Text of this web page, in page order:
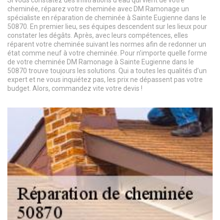
cheminée, réparez votre cheminée avec DM Ramonage un
spécialiste en réparation de cheminée à Sainte Eugienne dans le
50870. En premier lieu, ses équipes descendent sur les lieux pour
constater les dégâts. Après, avec leurs compétences, elles
réparent votre cheminée suivant les normes afin de redonner un
état comme neuf à votre cheminée. Pour n’importe quelle forme
de votre cheminée DM Ramonage à Sainte Eugienne dans le
50870 trouve toujours les solutions. Qui a toutes les qualités d’un
expert et ne vous inquiétez pas, les prix ne dépassent pas votre
budget. Alors, commandez vite votre devis !